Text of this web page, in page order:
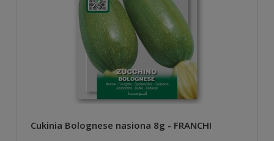
Cukinia Bolognese nasiona 8g - FRANCHI